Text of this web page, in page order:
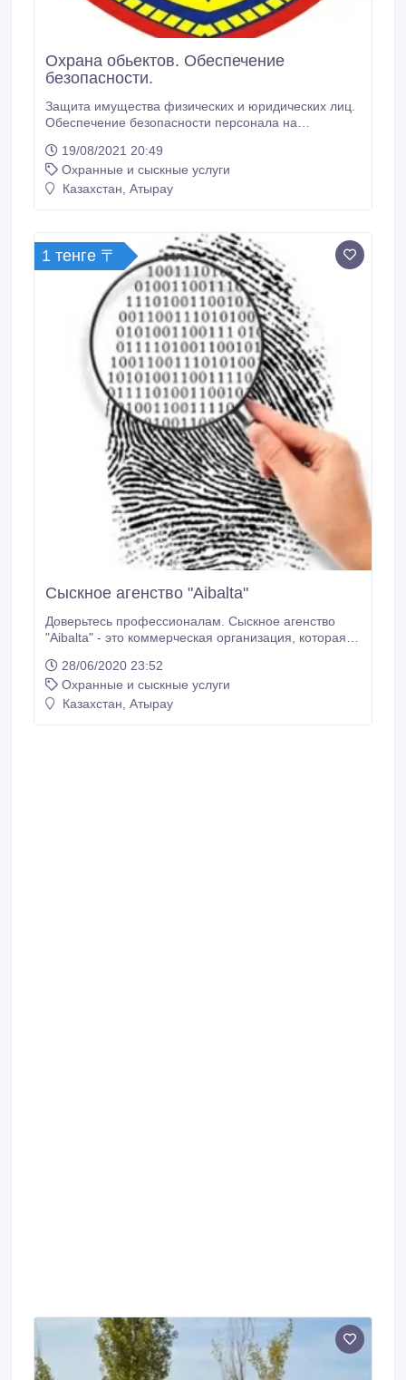
Охрана обьектов. Обеспечение
безопасности.
Защита имущества физических и юридических лиц.
Обеспечение безопасности персонала на
19/08/2021 20:49
Охранные и сыскные услуги
Казахстан, Атырау
1 тенге 〒
Сыскное агенство "Aibalta"
Доверьтесь профессионалам. Сыскное агенство
"Aibalta" - это коммерческая организация, которая с
сможет решить вопросы личного характера, не
привлекая к себе ненужного внимания, при этом
сохранив их в тайне от окружающих. Огромным
28/06/2020 23:52
Охранные и сыскные услуги
Казахстан, Атырау